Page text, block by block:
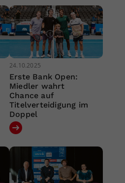
24.10.2025
Erste Bank Open:
Miedler wahrt
Chance auf
Titelverteidigung im
Doppel